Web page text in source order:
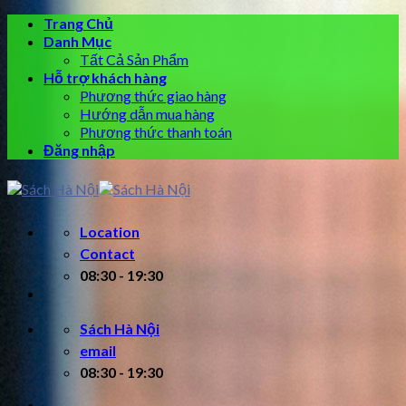
Skip
Trang Chủ
Danh Mục
Tất Cả Sản Phẩm
Hỗ trợ khách hàng
Phương thức giao hàng
Hướng dẫn mua hàng
Phương thức thanh toán
Đăng nhập
Location
Contact
08:30 - 19:30
Sách Hà Nội
email
08:30 - 19:30